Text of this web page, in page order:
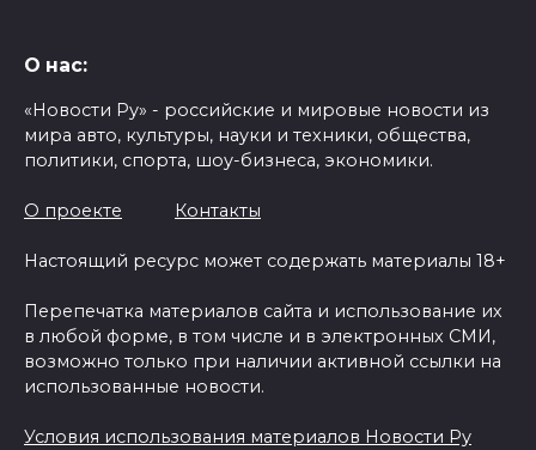
О нас:
«Новости Ру» - российские и мировые новости из
мира авто, культуры, науки и техники, общества,
политики, спорта, шоу-бизнеса, экономики.
О проекте Контакты
Настоящий ресурс может содержать материалы 18+
Перепечатка материалов сайта и использование их
в любой форме, в том числе и в электронных СМИ,
возможно только при наличии активной ссылки на
использованные новости.
Условия использования материалов Новости Ру